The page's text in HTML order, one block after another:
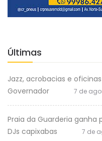
Últimas
Jazz, acrobacias e
Governador
7 de
Praia da Guarderia
DJs capixabas
7 de